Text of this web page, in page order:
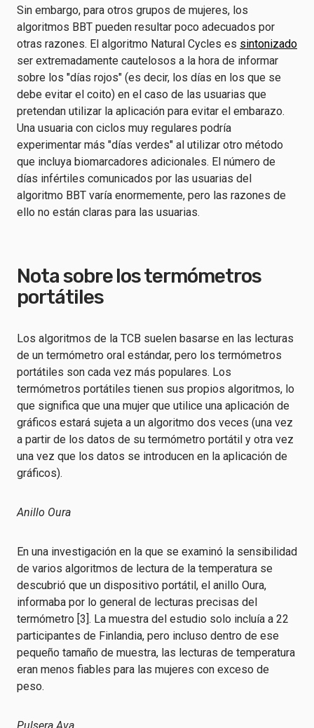
Sin embargo, para otros grupos de mujeres, los
algoritmos BBT pueden resultar poco adecuados por
otras razones. El algoritmo Natural Cycles es sintonizado
ser extremadamente cautelosos a la hora de informar
sobre los "días rojos" (es decir, los días en los que se
debe evitar el coito) en el caso de las usuarias que
pretendan utilizar la aplicación para evitar el embarazo.
Una usuaria con ciclos muy regulares podría
experimentar más "días verdes" al utilizar otro método
que incluya biomarcadores adicionales. El número de
días infértiles comunicados por las usuarias del
algoritmo BBT varía enormemente, pero las razones de
ello no están claras para las usuarias.
Nota sobre los termómetros
portátiles
Los algoritmos de la TCB suelen basarse en las lecturas
de un termómetro oral estándar, pero los termómetros
portátiles son cada vez más populares. Los
termómetros portátiles tienen sus propios algoritmos, lo
que significa que una mujer que utilice una aplicación de
gráficos estará sujeta a un algoritmo dos veces (una vez
a partir de los datos de su termómetro portátil y otra vez
una vez que los datos se introducen en la aplicación de
gráficos).
Anillo Oura
En una investigación en la que se examinó la sensibilidad
de varios algoritmos de lectura de la temperatura se
descubrió que un dispositivo portátil, el anillo Oura,
informaba por lo general de lecturas precisas del
termómetro [3]. La muestra del estudio solo incluía a 22
participantes de Finlandia, pero incluso dentro de ese
pequeño tamaño de muestra, las lecturas de temperatura
eran menos fiables para las mujeres con exceso de
peso.